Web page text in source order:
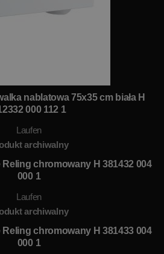
nablatowa 75x35 cm biała H
000 112 1
Laufen
archiwalny
chromowany H 381432 004
000 1
Laufen
archiwalny
chromowany H 381433 004
000 1